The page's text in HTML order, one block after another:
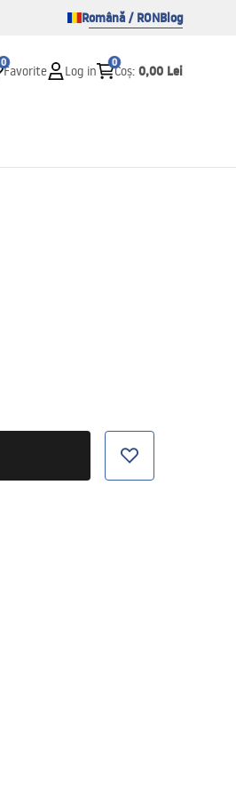
Română / RONBlog
0
Favorite Log in
0
Coș: 0,00 Lei